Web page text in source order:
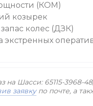
(КОМ)
козырек
колес (ДЗК)
экстренных
на Шасси: 65115-3968-
заявкупо почте, а